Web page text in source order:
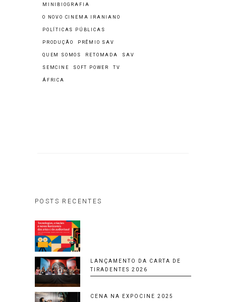
MINIBIOGRAFIA
O NOVO CINEMA IRANIANO
POLÍTICAS PÚBLICAS
PRODUÇÃO PRÊMIO SAV
QUEM SOMOS RETOMADA SAV
SEMCINE SOFT POWER TV
ÁFRICA
POSTS RECENTES
LANÇAMENTO DA CARTA DE
TIRADENTES 2026
CENA NA EXPOCINE 2025